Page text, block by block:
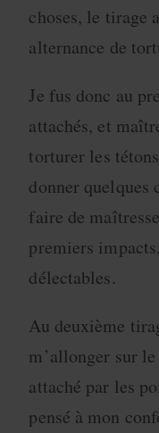
choses, le tirage
alternance de
Je fus donc au
attachés, et
torturer les
donner quelques
faire de
premiers
délectables.
Au deuxième
m’allonger sur
attaché par les
pensé à mon